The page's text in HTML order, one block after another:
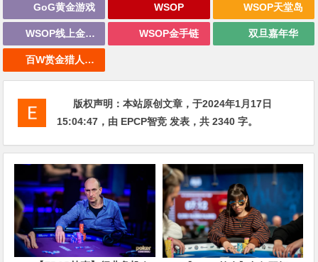
GoG黄金游戏 WSOP WSOP天堂岛
WSOP线上金手链 WSOP金手链 双旦嘉年华
百W赏金猎人大奖赛
版权声明：本站原创文章，于2024年1月17日
15:04:47 ，由 EPCP智竞 发表，共 2340 字。